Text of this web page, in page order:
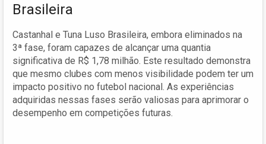
Brasileira
Castanhal e Tuna Luso Brasileira, embora eliminados na
3ª fase, foram capazes de alcançar uma quantia
significativa de R$ 1,78 milhão. Este resultado demonstra
que mesmo clubes com menos visibilidade podem ter um
impacto positivo no futebol nacional. As experiências
adquiridas nessas fases serão valiosas para aprimorar o
desempenho em competições futuras.